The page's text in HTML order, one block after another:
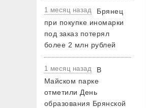
1 месяц назад
Брянец
при покупке иномарки
под заказ потерял
более 2 млн рублей
1 месяц назад
В
Майском парке
отметили День
образования Брянской